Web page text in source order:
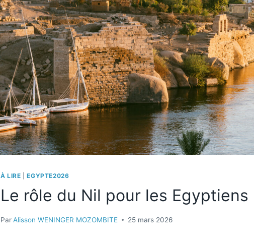
À LIRE |EGYPTE2026
Le rôle du Nil pour les Egyptiens
ParAlisson WENINGER MOZOMBITE 25 mars 2026